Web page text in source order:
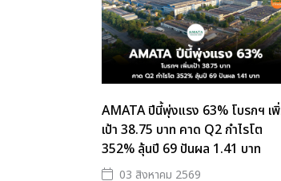
AMATA ปีนี้พุ่งแรง 63% โบรกฯ เ
เป้า 38.75 บาท คาด Q2 กำไรโต
352% ลุ้นปี 69 ปันผล 1.41 บาท
03 สิงหาคม 2569